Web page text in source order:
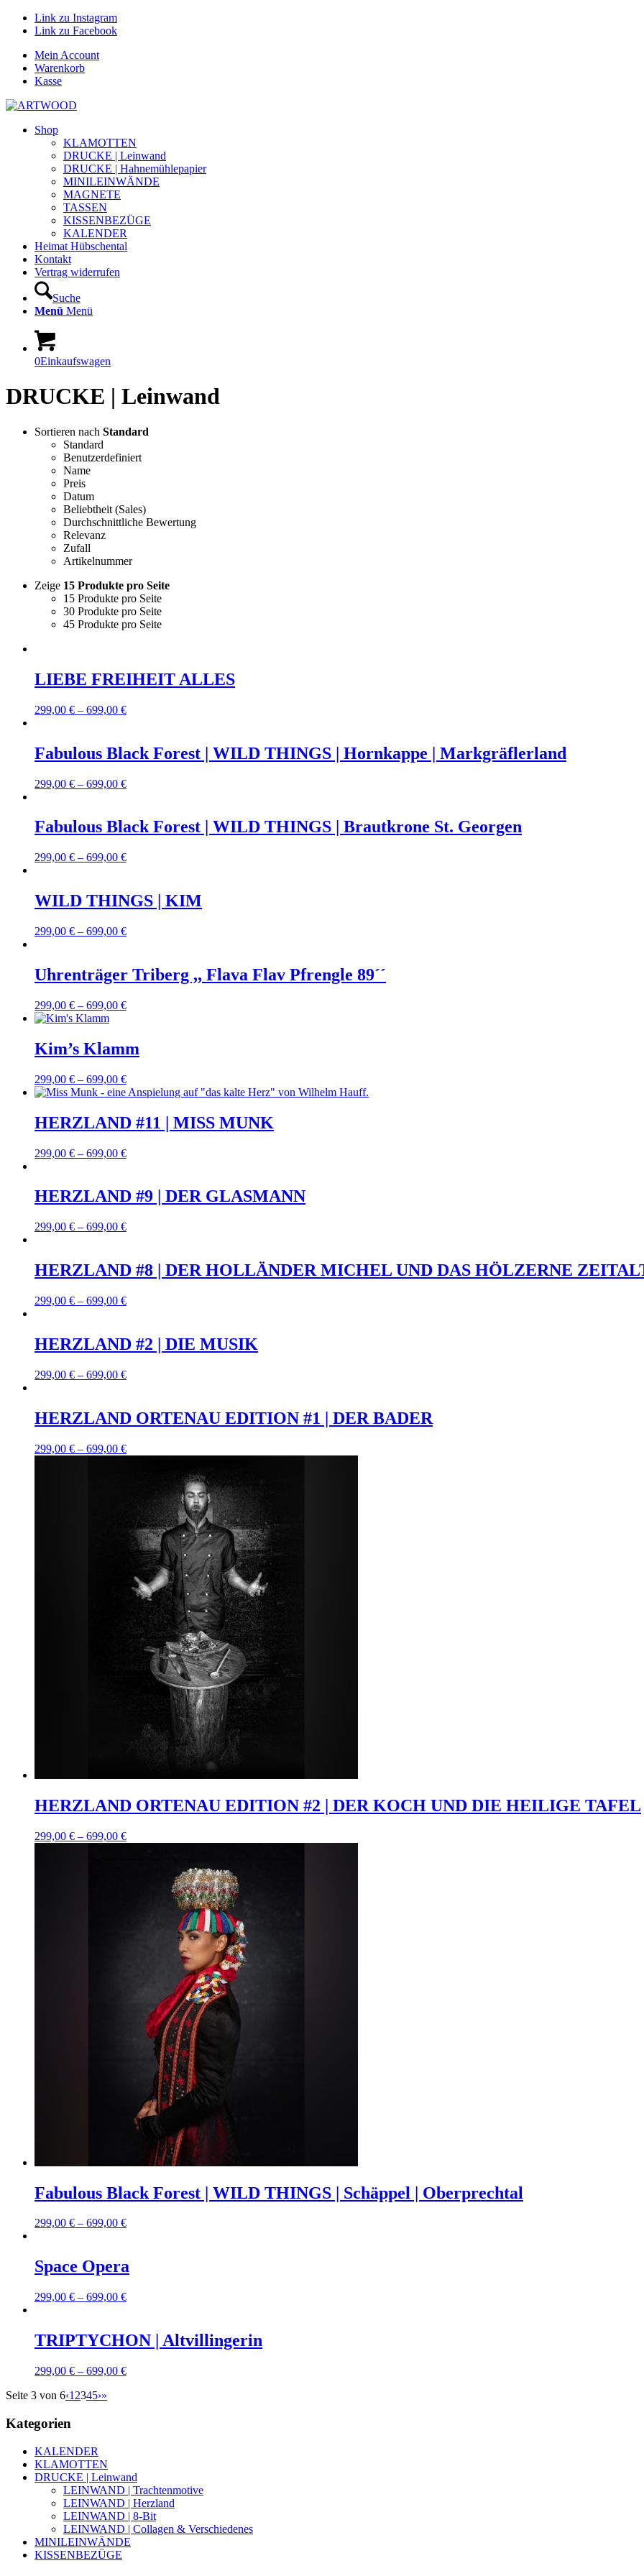
Link zu Instagram
Link zu Facebook
Mein Account
Warenkorb
Kasse
Shop
KLAMOTTEN
DRUCKE | Leinwand
DRUCKE | Hahnemühlepapier
MINILEINWÄNDE
MAGNETE
TASSEN
KISSENBEZÜGE
KALENDER
Heimat Hübschental
Kontakt
Vertrag widerrufen
Suche
Menü Menü
0Einkaufswagen
DRUCKE | Leinwand
Sortieren nach Standard
Standard
Benutzerdefiniert
Name
Preis
Datum
Beliebtheit (Sales)
Durchschnittliche Bewertung
Relevanz
Zufall
Artikelnummer
Zeige 15 Produkte pro Seite
15 Produkte pro Seite
30 Produkte pro Seite
45 Produkte pro Seite
LIEBE FREIHEIT ALLES
299,00 € – 699,00 €
Fabulous Black Forest | WILD THINGS | Hornkappe | Markgräflerland
299,00 € – 699,00 €
Fabulous Black Forest | WILD THINGS | Brautkrone St. Georgen
299,00 € – 699,00 €
WILD THINGS | KIM
299,00 € – 699,00 €
Uhrenträger Triberg ,, Flava Flav Pfrengle 89´´
299,00 € – 699,00 €
Kim’s Klamm
299,00 € – 699,00 €
HERZLAND #11 | MISS MUNK
299,00 € – 699,00 €
HERZLAND #9 | DER GLASMANN
299,00 € – 699,00 €
HERZLAND #8 | DER HOLLÄNDER MICHEL UND DAS HÖLZERNE
299,00 € – 699,00 €
HERZLAND #2 | DIE MUSIK
299,00 € – 699,00 €
HERZLAND ORTENAU EDITION #1 | DER BADER
299,00 € – 699,00 €
HERZLAND ORTENAU EDITION #2 | DER KOCH UND DIE HEILIGE TAFEL
299,00 € – 699,00 €
Fabulous Black Forest | WILD THINGS | Schäppel | Oberprechtal
299,00 € – 699,00 €
Space Opera
299,00 € – 699,00 €
TRIPTYCHON | Altvillingerin
299,00 € – 699,00 €
Seite 3 von 6‹1 2345›»
Kategorien
KALENDER
KLAMOTTEN
DRUCKE | Leinwand
LEINWAND | Trachtenmotive
LEINWAND | Herzland
LEINWAND | 8-Bit
LEINWAND | Collagen & Verschiedenes
MINILEINWÄNDE
KISSENBEZÜGE